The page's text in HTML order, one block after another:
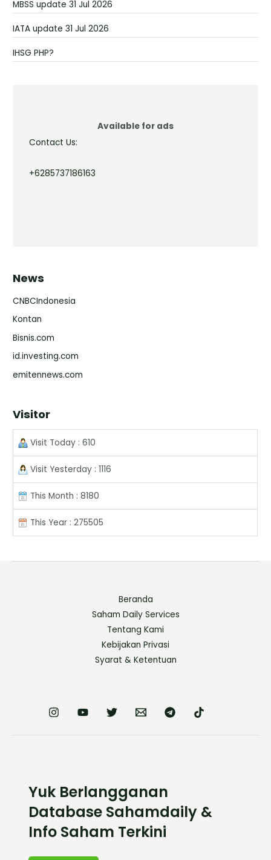
MBSS update 31 Jul 2026
IATA update 31 Jul 2026
IHSG PHP?
Available for ads
Contact Us:
+6285737186163
News
CNBCIndonesia
Kontan
Bisnis.com
id.investing.com
emitennews.com
Visitor
Visit Today : 610
Visit Yesterday : 1116
This Month : 8180
This Year : 275505
Beranda
Saham Daily Services
Tentang Kami
Kebijakan Privasi
Syarat & Ketentuan
Yuk Berlangganan
Database Sahamdaily &
Info Saham Terkini